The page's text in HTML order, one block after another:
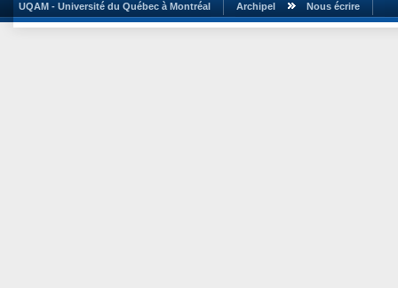
UQAM - Université du Québec à Montréal Archipel Nous écrire